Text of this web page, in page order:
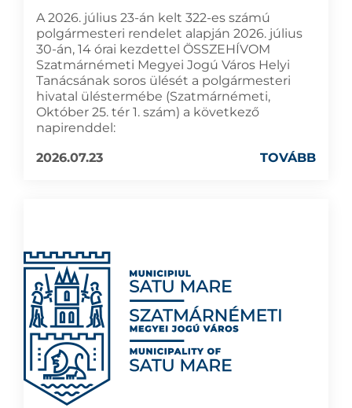
A 2026. július 23-án kelt 322-es számú
polgármesteri rendelet alapján 2026. július
30-án, 14 órai kezdettel ÖSSZEHÍVOM
Szatmárnémeti Megyei Jogú Város Helyi
Tanácsának soros ülését a polgármesteri
hivatal üléstermébe (Szatmárnémeti,
Október 25. tér 1. szám) a következő
napirenddel:
2026.07.23
TOVÁBB